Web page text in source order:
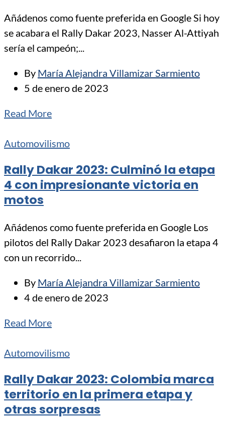
Añádenos como fuente preferida en Google Si hoy
se acabara el Rally Dakar 2023, Nasser Al-Attiyah
sería el campeón;...
By María Alejandra Villamizar Sarmiento
5 de enero de 2023
Read More
Automovilismo
Rally Dakar 2023: Culminó la etapa
4 con impresionante victoria en
motos
Añádenos como fuente preferida en Google Los
pilotos del Rally Dakar 2023 desafiaron la etapa 4
con un recorrido...
By María Alejandra Villamizar Sarmiento
4 de enero de 2023
Read More
Automovilismo
Rally Dakar 2023: Colombia marca
territorio en la primera etapa y
otras sorpresas